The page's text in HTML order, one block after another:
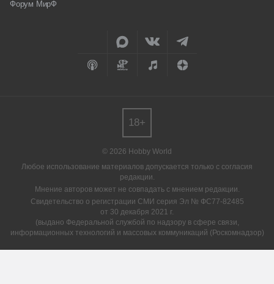
Форум МирФ
© 2026 Hobby World
Любое использование материалов допускается только с согласия
редакции.
Мнение авторов может не совпадать с мнением редакции.
Свидетельство о регистрации СМИ серия Эл № ФС77-82485
от 30 декабря 2021 г.
(выдано Федеральной службой по надзору в сфере связи,
информационных технологий и массовых коммуникаций (Роскомнадзор)
18+